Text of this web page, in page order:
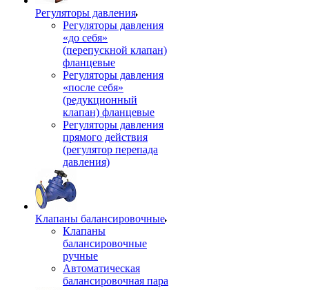
Регуляторы давления
Регуляторы давления
«до себя»
(перепускной клапан)
фланцевые
Регуляторы давления
«после себя»
(редукционный
клапан) фланцевые
Регуляторы давления
прямого действия
(регулятор перепада
давления)
Клапаны балансировочные
Клапаны
балансировочные
ручные
Автоматическая
балансировочная пара